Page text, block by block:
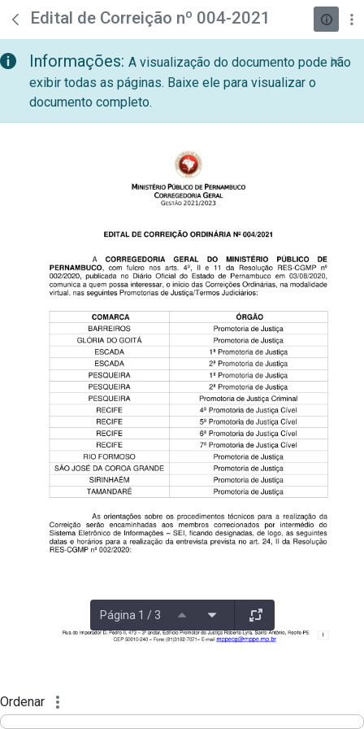
Pular para o Conteúdo principal
teste descricao
Edital de Correição nº 004-2021
Informações: A visualização do documento pode não
exibir todas as páginas. Baixe ele para visualizar o
documento completo.
Página 1 / 3
Ordenar